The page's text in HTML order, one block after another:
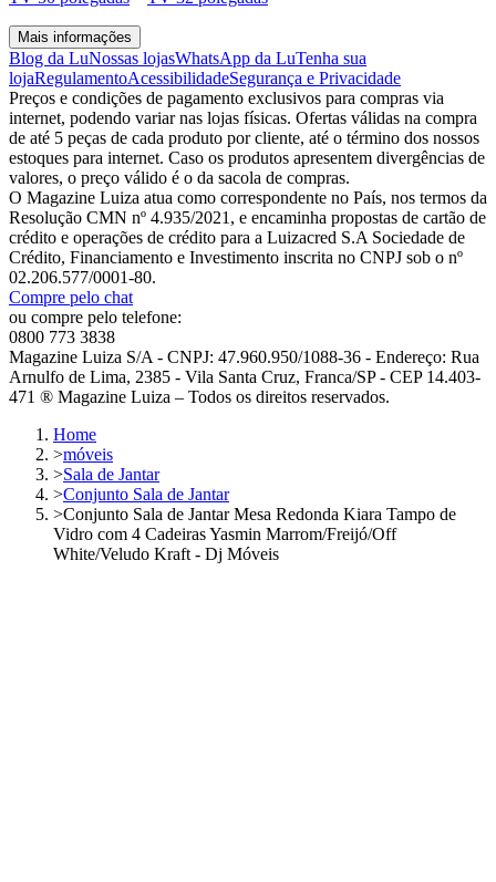
Mais informações
Blog da LuNossas lojasWhatsApp da LuTenha sua
lojaRegulamentoAcessibilidadeSegurança e Privacidade
Preços e condições de pagamento exclusivos para compras via
internet, podendo variar nas lojas físicas. Ofertas válidas na compra
de até 5 peças de cada produto por cliente, até o término dos nossos
estoques para internet. Caso os produtos apresentem divergências de
valores, o preço válido é o da sacola de compras.
O Magazine Luiza atua como correspondente no País, nos termos da
Resolução CMN nº 4.935/2021, e encaminha propostas de cartão de
crédito e operações de crédito para a Luizacred S.A Sociedade de
Crédito, Financiamento e Investimento inscrita no CNPJ sob o nº
02.206.577/0001-80.
Compre pelo chat
ou compre pelo telefone:
0800 773 3838
Magazine Luiza S/A - CNPJ: 47.960.950/1088-36 - Endereço: Rua
Arnulfo de Lima, 2385 - Vila Santa Cruz, Franca/SP - CEP 14.403-
471 ® Magazine Luiza – Todos os direitos reservados.
Home
>móveis
>Sala de Jantar
>Conjunto Sala de Jantar
>Conjunto Sala de Jantar Mesa Redonda Kiara Tampo de
Vidro com 4 Cadeiras Yasmin Marrom/Freijó/Off
White/Veludo Kraft - Dj Móveis